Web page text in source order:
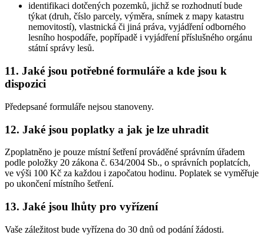
identifikaci dotčených pozemků, jichž se rozhodnutí bude
týkat (druh, číslo parcely, výměra, snímek z mapy katastru
nemovitostí), vlastnická či jiná práva, vyjádření odborného
lesního hospodáře, popřípadě i vyjádření příslušného orgánu
státní správy lesů.
11. Jaké jsou potřebné formuláře a kde jsou k
dispozici
Předepsané formuláře nejsou stanoveny.
12. Jaké jsou poplatky a jak je lze uhradit
Zpoplatněno je pouze místní šetření prováděné správním úřadem
podle položky 20 zákona č. 634/2004 Sb., o správních poplatcích,
ve výši 100 Kč za každou i započatou hodinu. Poplatek se vyměřuje
po ukončení místního šetření.
13. Jaké jsou lhůty pro vyřízení
Vaše záležitost bude vyřízena do 30 dnů od podání žádosti.